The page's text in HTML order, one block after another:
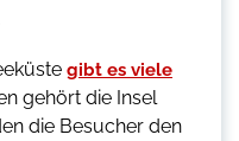
gibt es viele
gehört die Insel
die Besucher den